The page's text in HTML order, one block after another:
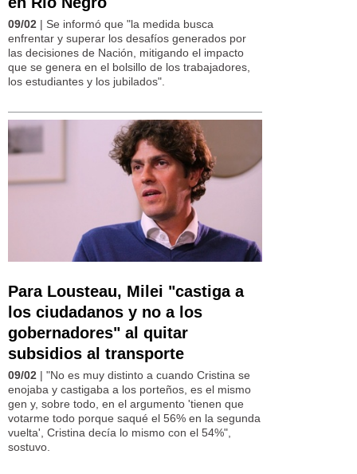
09/02 | Se informó que "la medida busca
enfrentar y superar los desafíos generados por
las decisiones de Nación, mitigando el impacto
que se genera en el bolsillo de los trabajadores,
los estudiantes y los jubilados".
Para Lousteau, Milei "castiga a
los ciudadanos y no a los
gobernadores" al quitar
subsidios al transporte
09/02 | "No es muy distinto a cuando Cristina se
enojaba y castigaba a los porteños, es el mismo
gen y, sobre todo, en el argumento 'tienen que
votarme todo porque saqué el 56% en la segunda
vuelta', Cristina decía lo mismo con el 54%",
sostuvo.